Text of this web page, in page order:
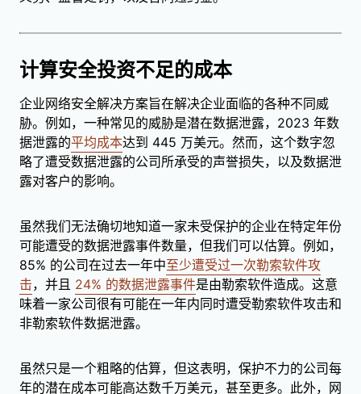
计算安全投资不足的成本
企业网络安全解决方案旨在解决企业面临的各种不同威
胁。例如，一种常见的威胁是潜在数据泄露，2023 年数
据泄露的平均成本达到 445 万美元。然而，这个数字忽
略了遭受数据泄露的公司所承受的声誉损失，以及数据泄
露对客户的影响。
虽然我们无法确切地知道一家未受保护的企业在特定年份
可能遭受的数据泄露事件数量，但我们可以估算。例如，
85% 的公司在过去一年中至少遭受过一次勒索软件攻
击，并且 24% 的数据泄露事件是由勒索软件造成。这意
味着一家公司很有可能在一年内同时遭受勒索软件攻击和
非勒索软件数据泄露。
虽然只是一个粗略的估算，但这表明，保护不力的公司每
年的潜在成本可能高达数千万美元，甚至更多。此外，网